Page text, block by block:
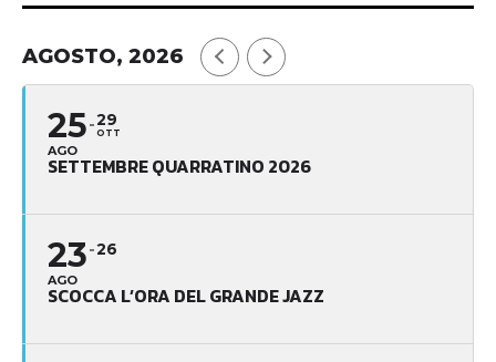
AGOSTO, 2026
25
AGO
29
OTT
SETTEMBRE QUARRATINO 2026
23
AGO
26
SCOCCA L’ORA DEL GRANDE JAZZ